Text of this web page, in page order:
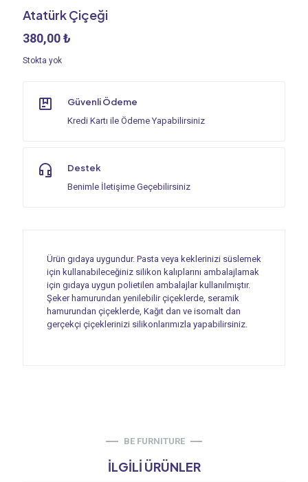
Atatürk Çiçeği
380,00₺
Stokta yok
Güvenli Ödeme
Kredi Kartı ile Ödeme Yapabilirsiniz
Destek
Benimle İletişime Geçebilirsiniz
Ürün gıdaya uygundur. Pasta veya keklerinizi süslemek
için kullanabileceğiniz silikon kalıplarını ambalajlamak
için gıdaya uygun polietilen ambalajlar kullanılmıştır.
Şeker hamurundan yenilebilir çiçeklerde, seramik
hamurundan çiçeklerde, Kağıt dan ve isomalt dan
gerçekçi çiçeklerinizi silikonlarımızla yapabilirsiniz.
BE FURNITURE
İLGILI ÜRÜNLER